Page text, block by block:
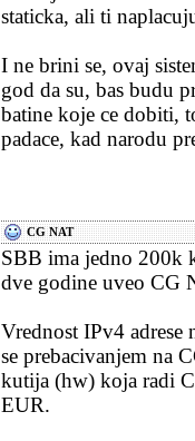
staticka, ali ti
I ne brini se, ovaj
god da su, bas budu
batine koje ce dobiti,
padace, kad narodu
CG NAT
SBB ima jedno 200k
dve godine uveo CG
Vrednost IPv4 adrese
se prebacivanjem na
kutija (hw) koja radi
EUR.